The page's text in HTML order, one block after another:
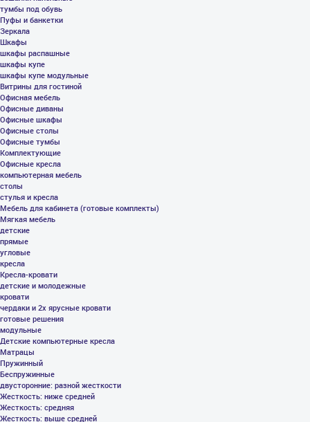
тумбы под обувь
Пуфы и банкетки
Зеркала
Шкафы
шкафы распашные
шкафы купе
шкафы купе модульные
Витрины для гостиной
Офисная мебель
Офисные диваны
Офисные шкафы
Офисные столы
Офисные тумбы
Комплектующие
Офисные кресла
компьютерная мебель
столы
стулья и кресла
Мебель для кабинета (готовые комплекты)
Мягкая мебель
детские
прямые
угловые
кресла
Кресла-кровати
детские и молодежные
кровати
чердаки и 2х ярусные кровати
готовые решения
модульные
Детские компьютерные кресла
Матрацы
Пружинный
Беспружинные
двусторонние: разной жесткости
Жесткость: ниже средней
Жесткость: средняя
Жесткость: выше средней